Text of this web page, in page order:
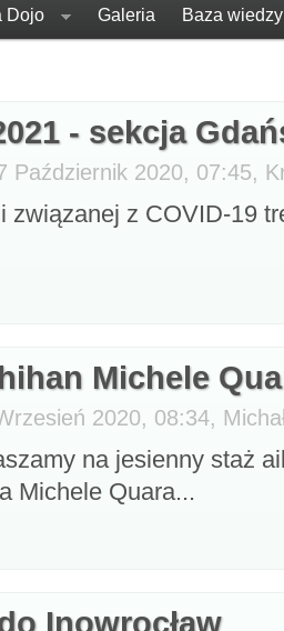
Dojo Galeria Baza wiedzy
- sekcja
Październik 2020, 07:45,
związanej z COVID-19
Michele
2020, 08:34,
na jesienny staż
Michele Quara...
Inowrocław